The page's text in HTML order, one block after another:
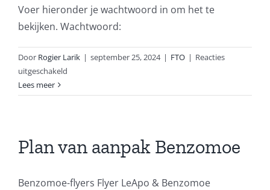
Voer hieronder je wachtwoord in om het te
bekijken. Wachtwoord:
Door Rogier Larik | september 25, 2024 | FTO | Reacties
uitgeschakeld
FTO
Lees meer
Plan van aanpak Benzomoe
Benzomoe-flyers Flyer LeApo & Benzomoe